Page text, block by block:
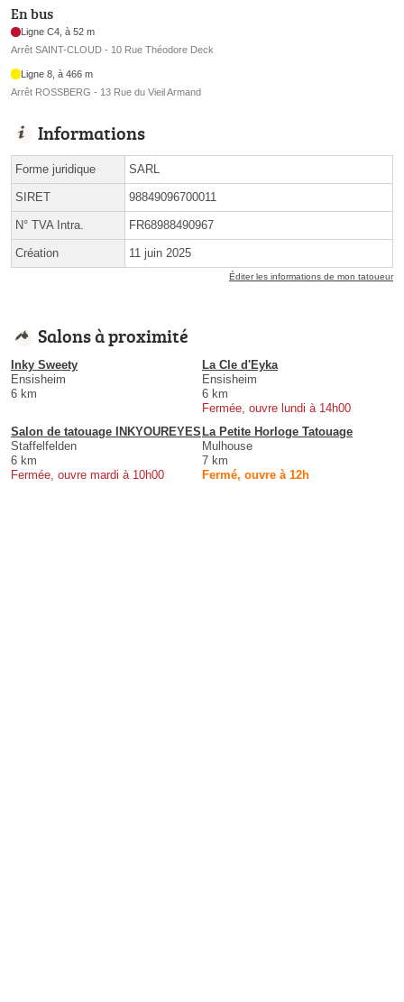
En bus
Ligne C4, à 52 m
Arrêt SAINT-CLOUD - 10 Rue Théodore Deck
Ligne 8, à 466 m
Arrêt ROSSBERG - 13 Rue du Vieil Armand
Informations
Forme juridique SARL
SIRET 98849096700011
N° TVA Intra. FR68988490967
Création 11 juin 2025
Éditer les informations de mon tatoueur
Salons à proximité
Inky Sweety
Ensisheim
6 km
La Cle d'Eyka
Ensisheim
6 km
Fermée, ouvre lundi à 14h00
Salon de tatouage INKYOUREYES
Staffelfelden
6 km
Fermée, ouvre mardi à 10h00
La Petite Horloge Tatouage
Mulhouse
7 km
Fermé, ouvre à 12h